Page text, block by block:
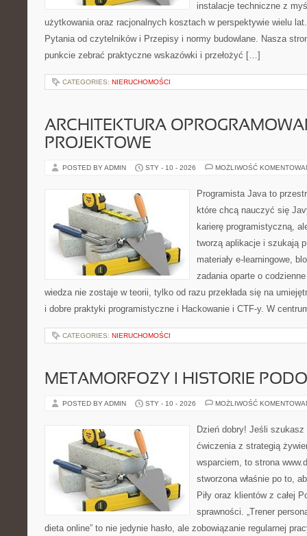
instalacje techniczne z
użytkowania oraz racjonalnych kosztach w perspektywie wielu
Pytania od czytelników i Przepisy i normy budowlane. Nasza
punkcie zebrać praktyczne wskazówki i przełożyć […]
CATEGORIES: NIERUCHOMOŚCI
ARCHITEKTURA
PROJEKTOWE
POSTED BY ADMIN STY - 10 - 2026 MOŻLIWOŚĆ
Programista Java to
które chcą nauczyć się
karierę programistyczną,
tworzą aplikacje i szukają
materiały e-learningowe,
zadania oparte o
wiedza nie zostaje w teorii, tylko od razu przekłada się na
i dobre praktyki programistyczne i Hackowanie i CTF-y. W
CATEGORIES: NIERUCHOMOŚCI
METAMORFOZY I HISTORIE
POSTED BY ADMIN STY - 10 - 2026 MOŻLIWOŚĆ
Dzień dobry! Jeśli
ćwiczenia z strategią
wsparciem, to strona
stworzona właśnie po to,
Piły oraz klientów z całej
sprawności. „Trener
dieta online” to nie jedynie hasło, ale zobowiązanie regularnej